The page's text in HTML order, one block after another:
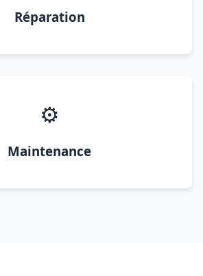
Réparation
⚙️
Maintenance